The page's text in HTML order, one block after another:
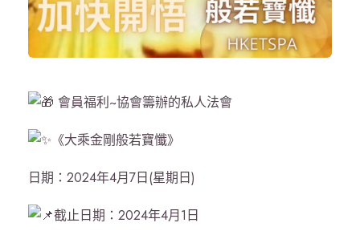
會員福利~協會籌辦的私人法會
《大乘金剛般若寶懺》
日期：2024年4月7日(星期日)
截止日期：2024年4月1日